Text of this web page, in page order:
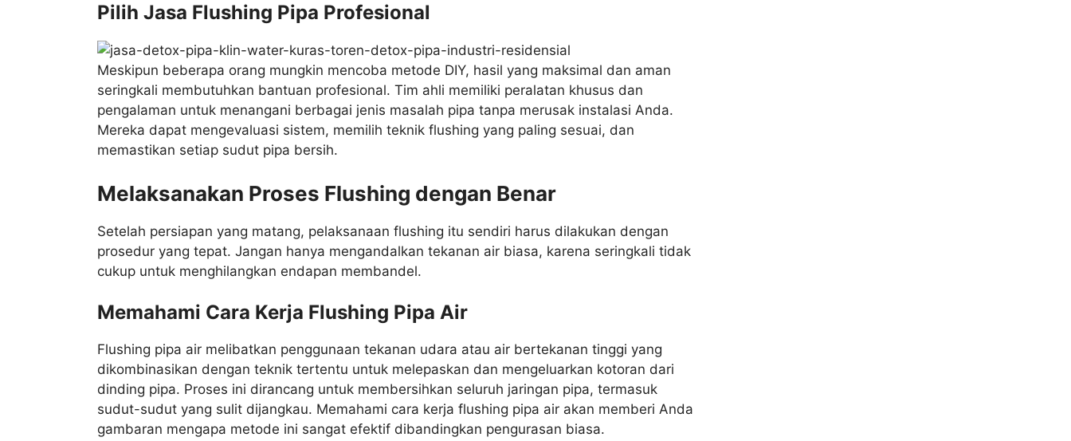
Pilih Jasa Flushing Pipa Profesional
Meskipun beberapa orang mungkin mencoba metode DIY, hasil yang maksimal dan aman
seringkali membutuhkan bantuan profesional. Tim ahli memiliki peralatan khusus dan
pengalaman untuk menangani berbagai jenis masalah pipa tanpa merusak instalasi Anda.
Mereka dapat mengevaluasi sistem, memilih teknik flushing yang paling sesuai, dan
memastikan setiap sudut pipa bersih.
Melaksanakan Proses Flushing dengan Benar
Setelah persiapan yang matang, pelaksanaan flushing itu sendiri harus dilakukan dengan
prosedur yang tepat. Jangan hanya mengandalkan tekanan air biasa, karena seringkali tidak
cukup untuk menghilangkan endapan membandel.
Memahami Cara Kerja Flushing Pipa Air
Flushing pipa air melibatkan penggunaan tekanan udara atau air bertekanan tinggi yang
dikombinasikan dengan teknik tertentu untuk melepaskan dan mengeluarkan kotoran dari
dinding pipa. Proses ini dirancang untuk membersihkan seluruh jaringan pipa, termasuk
sudut-sudut yang sulit dijangkau. Memahami cara kerja flushing pipa air akan memberi Anda
gambaran mengapa metode ini sangat efektif dibandingkan pengurasan biasa.